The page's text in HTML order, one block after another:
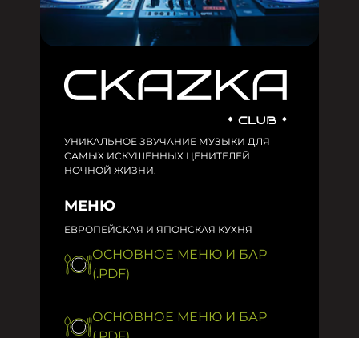
УНИКАЛЬНОЕ ЗВУЧАНИЕ МУЗЫКИ ДЛЯ
САМЫХ ИСКУШЕННЫХ ЦЕНИТЕЛЕЙ
НОЧНОЙ ЖИЗНИ.
МЕНЮ
ЕВРОПЕЙСКАЯ И ЯПОНСКАЯ КУХНЯ
ОСНОВНОЕ МЕНЮ И БАР
(.PDF)
ОСНОВНОЕ МЕНЮ И БАР